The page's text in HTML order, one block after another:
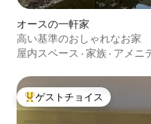
オースの一軒家
高い基準のおしゃれなお家
屋内スペース · 家族 · アメニ
大好評のゲストチョイスです
ゲストチョイス